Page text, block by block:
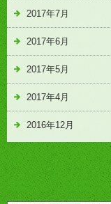
2017年7月
2017年6月
2017年5月
2017年4月
2016年12月